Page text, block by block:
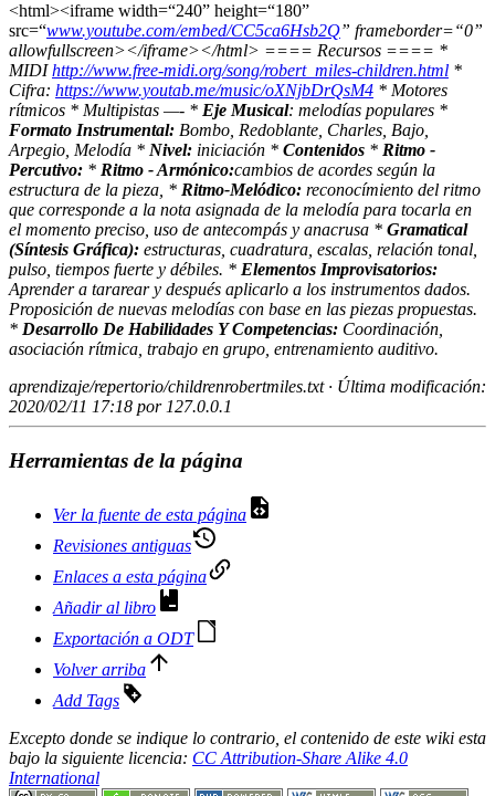
<html><iframe width=“240” height=“180”
src=“www.youtube.com/embed/CC5ca6Hsb2Q” frameborder=“0”
allowfullscreen></iframe></html> ==== Recursos ==== *
MIDIhttp://www.free-midi.org/song/robert_miles-children.html *
Cifra: https://www.youtab.me/music/oXNjbDrQsM4 * Motores
rítmicos * Multipistas —- * Eje Musical: melodías populares *
Formato Instrumental: Bombo, Redoblante, Charles, Bajo,
Arpegio, Melodía * Nivel: iniciación * Contenidos * Ritmo -
Percutivo: * Ritmo - Armónico:cambios de acordes según la
estructura de la pieza, * Ritmo-Melódico: reconocímiento del ritmo
que corresponde a la nota asignada de la melodía para tocarla en
el momento preciso, uso de antecompás y anacrusa * Gramatical
(Síntesis Gráfica): estructuras, cuadratura, escalas, relación tonal,
pulso, tiempos fuerte y débiles. * Elementos Improvisatorios:
Aprender a tararear y después aplicarlo a los instrumentos dados.
Proposición de nuevas melodías con base en las piezas propuestas.
* Desarrollo De Habilidades Y Competencias: Coordinación,
asociación rítmica, trabajo en grupo, entrenamiento auditivo.
aprendizaje/repertorio/childrenrobertmiles.txt· Última modificación:
2020/02/11 17:18 por 127.0.0.1
Herramientas de la página
Ver la fuente de esta página
Revisiones antiguas
Enlaces a esta página
Añadir al libro
Exportación a ODT
Volver arriba
Add Tags
Excepto donde se indique lo contrario, el contenido de este wiki esta
bajo la siguiente licencia: CC Attribution-Share Alike 4.0
International